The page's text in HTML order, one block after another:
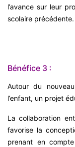
l’avance sur leur
scolaire précédente.
Bénéfice 3 :
Autour du
l’enfant, un projet
La collaboration
favorise la
prenant en